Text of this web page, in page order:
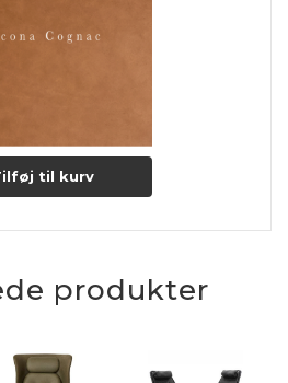
til kurv
produkter